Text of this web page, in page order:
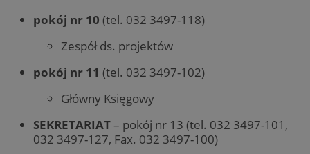
pokój nr 10 (tel. 032 3497-118)
Zespół ds. projektów
pokój nr 11 (tel. 032 3497-102)
Główny Księgowy
SEKRETARIAT– pokój nr 13 (tel. 032 3497-101,
032 3497-127, Fax. 032 3497-100)